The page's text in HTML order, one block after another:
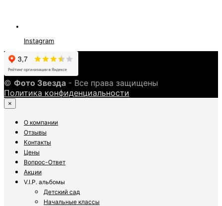
Instagram
© Фото Звезда - Все права защищены
Политика конфиденциальности
×
О компании
Отзывы
Контакты
Цены
Вопрос-Ответ
Акции
V.I.P. альбомы
Детский сад
Начальные классы